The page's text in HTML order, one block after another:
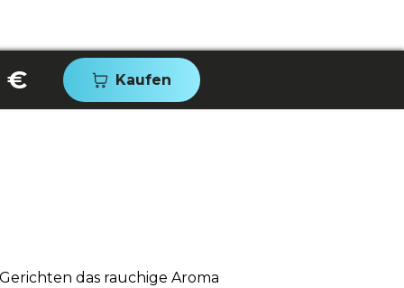
€ Kaufen
das rauchige Aroma